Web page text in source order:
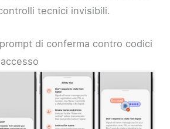
tecnici invisibili.
di conferma contro codici